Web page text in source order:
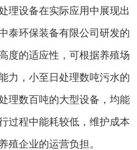
理设备在实际应用中展现出
泰环保装备有限公司研发的
度的适应性，可根据养殖场
力，小至日处理数吨污水的
理数百吨的大型设备，均能
过程中能耗较低，维护成本
殖企业的运营负担。